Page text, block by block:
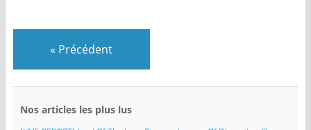
« Précédent
Nos articles les plus lus